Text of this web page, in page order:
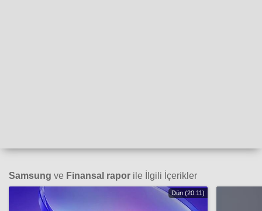
Samsung ve Finansal rapor ile İlgili İçerikler
Dün (20:11)